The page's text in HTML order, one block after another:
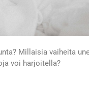
Millaisia vaiheita
voi harjoitella?